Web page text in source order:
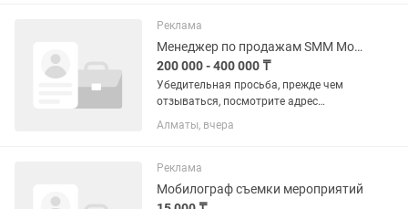
онлайн-продаж. В обязанности...
Реклама
Менеджер по продажам SMM Мобилограф
200 000 - 400 000 ₸
Убедительная просьба, прежде чем
отзываться, посмотрите адрес
рабочего места! Не занимайте время,
если вам далеко‼️‼️ Ежедневная фото- и
десерты, процесс...
Алматы, вчера
Реклама
Мобилограф съемки мероприятий